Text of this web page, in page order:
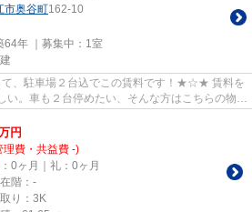
市奥谷町162-10
年 ｜募集中： 1室
駐車場２台込でこの賃料です！★☆★ 賃料を
い。車も２台停めたい、そんな方はこちらの物件
円
理費・共益費 -)
0ヶ月｜礼：0ヶ月
階：-
り：3K